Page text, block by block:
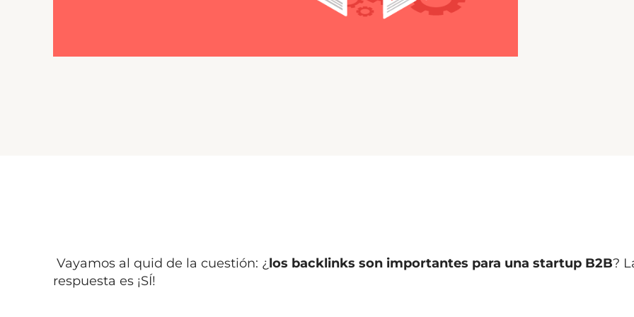
Vayamos al quid de la cuestión: ¿los backlinks son importantes para una startup B2B?
respuesta es ¡SÍ!